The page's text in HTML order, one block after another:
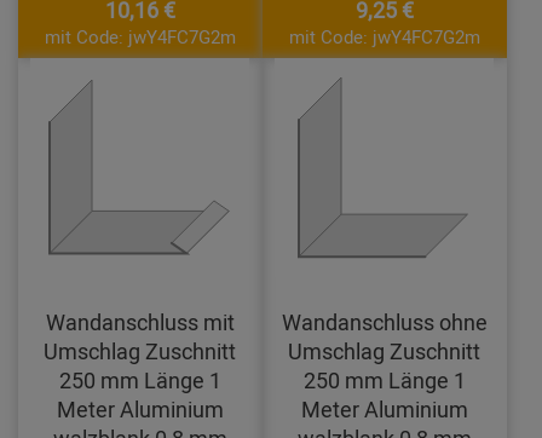
10,16 €
mit Code: jwY4FC7G2m
9,25 €
mit Code: jwY4FC7G2m
Wandanschluss mit
Umschlag Zuschnitt
250 mm Länge 1
Meter Aluminium
Wandanschluss ohne
Umschlag Zuschnitt
250 mm Länge 1
Meter Aluminium